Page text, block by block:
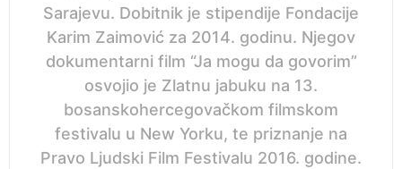
Sarajevu. Dobitnik je stipendije Fondacije
Karim Zaimović za 2014. godinu. Njegov
dokumentarni film “Ja mogu da govorim”
osvojio je Zlatnu jabuku na 13.
bosanskohercegovačkom filmskom
festivalu u New Yorku, te priznanje na
Pravo Ljudski Film Festivalu 2016. godine.